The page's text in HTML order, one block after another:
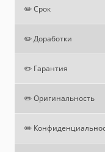
✏️ Срок
✏️ Доработки
✏️ Гарантия
✏️ Оригинальность
✏️